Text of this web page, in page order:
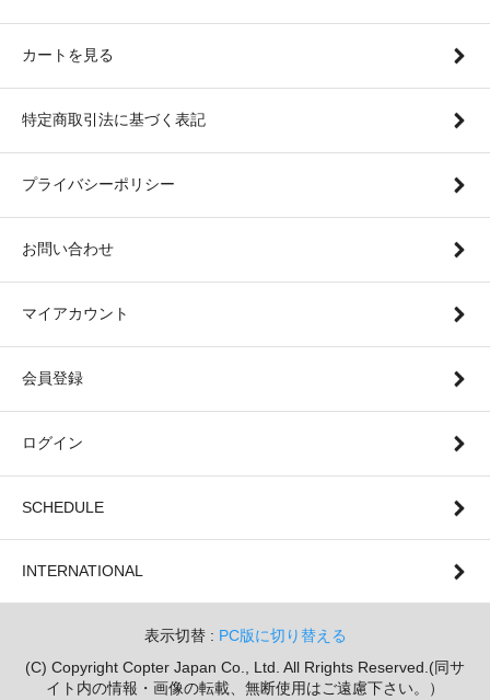
カートを見る
特定商取引法に基づく表記
プライバシーポリシー
お問い合わせ
マイアカウント
会員登録
ログイン
SCHEDULE
INTERNATIONAL
表示切替 : PC版に切り替える
(C) Copyright Copter Japan Co., Ltd. All Rrights Reserved.(同サ
イト内の情報・画像の転載、無断使用はご遠慮下さい。）